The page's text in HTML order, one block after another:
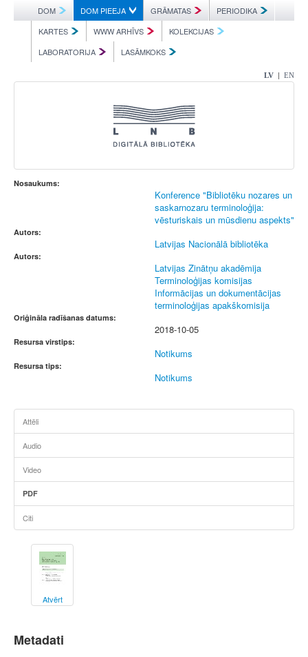
DOM DOM PIEEJA GRĀMATAS
PERIODIKA
KARTES
WWW ARHĪVS
KOLEKCIJAS
LABORATORIJA
LASĀMKOKS
LV | EN
Nosaukums:
Konference "Bibliotēku nozares un
saskarnozaru terminoloģija:
vēsturiskais un mūsdienu aspekts"
Autors:
Latvijas Nacionālā bibliotēka
Autors:
Latvijas Zinātņu akadēmija
Terminoloģijas komisijas
Informācijas un dokumentācijas
terminoloģijas apakškomisija
Oriģināla radīšanas datums:
2018-10-05
Resursa virstips:
Notikums
Resursa tips:
Notikums
Attēli
Audio
Video
PDF
Citi
Atvērt
Metadati